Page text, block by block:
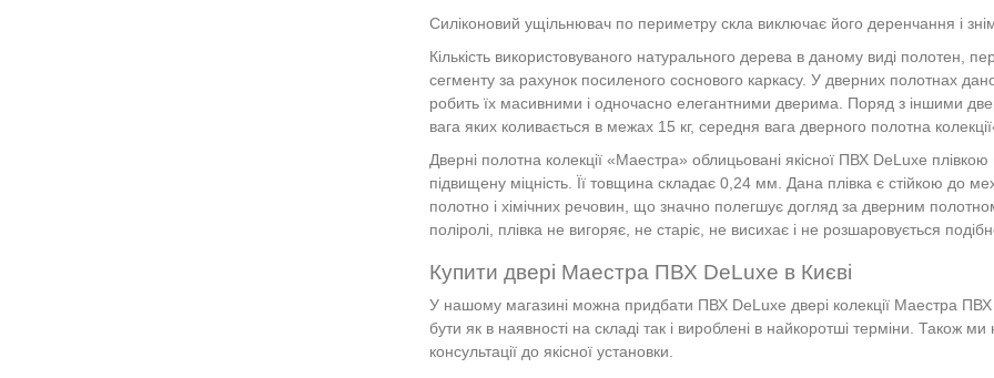
Силіконовий ущільнювач по периметру скла виключає його деренчання і
Кількість використовуваного натурального дерева в даному виді полотен,
сегменту за рахунок посиленого соснового каркасу. У дверних полотнах
робить їх масивними і одночасно елегантними дверима. Поряд з іншими
вага яких коливається в межах 15 кг, середня вага дверного полотна
Дверні полотна колекції «Маестра» облицьовані якісної ПВХ DeLuxe
підвищену міцність. Її товщина складає 0,24 мм. Дана плівка є стійкою до
полотно і хімічних речовин, що значно полегшує догляд за дверним
поліролі, плівка не вигоряє, не старіє, не висихає і не розшаровується
Купити двері Маестра ПВХ DeLuxe в Києві
У нашому магазині можна придбати ПВХ DeLuxe двері колекції Маестра
бути як в наявності на складі так і вироблені в найкоротші терміни. Також
консультації до якісної установки